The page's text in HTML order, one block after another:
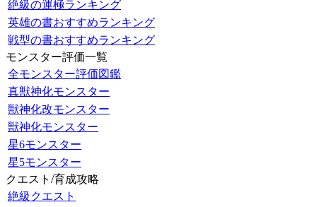
絶級の運極ランキング
英雄の書おすすめランキング
戦型の書おすすめランキング
モンスター評価一覧
全モンスター評価図鑑
真獣神化モンスター
獣神化改モンスター
獣神化モンスター
星6モンスター
星5モンスター
クエスト/育成攻略
絶級クエスト